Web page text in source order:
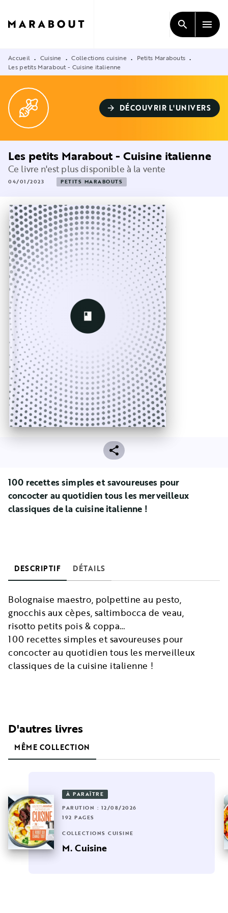
CONTENU
search menu
Accueil • Cuisine • Collections cuisine • Petits Marabouts •
Les petits Marabout - Cuisine italienne
arrow_forward DÉCOUVRIR L'UNIVERS
Les petits Marabout - Cuisine italienne
Ce livre n'est plus disponible à la vente
04/01/2023 PETITS MARABOUTS
100 recettes simples et savoureuses pour
concocter au quotidien tous les merveilleux
classiques de la cuisine italienne !
DESCRIPTIF DÉTAILS
Bolognaise maestro, polpettine au pesto,
gnocchis aux cèpes, saltimbocca de veau,
risotto petits pois & coppa…
100 recettes simples et savoureuses pour
concocter au quotidien tous les merveilleux
classiques de la cuisine italienne !
D'autres livres
MÊME COLLECTION
À PARAÎTRE
PARUTION : 12/08/2026
192 PAGES
COLLECTIONS CUISINE
M. Cuisine